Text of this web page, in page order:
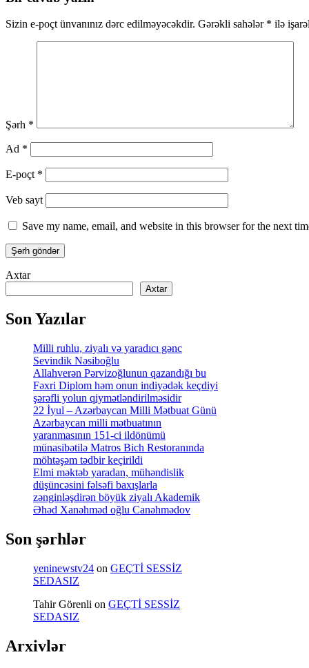
Sizin e-poçt ünvanınız dərc edilməyəcəkdir. Gərəkli sahələr * ilə
Şərh *
Ad *
E-poçt *
Veb sayt
Save my name, email, and website in this browser for the next
Axtar
Axtar
Son Yazılar
Milli ruhlu, ziyalı və yaradıcı gənc
Sevindik Nəsiboğlu
Allahverən Pərvizoğlunun qazandığı bu
Fəxri Diplom həm onun indiyədək keçdiyi
şərəfli yolun qiymətləndirilməsidir
22 İyul – Azərbaycan Milli Mətbuat Günü
Azərbaycan milli mətbuatının
yaranmasının 151-ci ildönümü
münasibətilə Matros Bich Restoranında
möhtəşəm tədbir keçirildi
Elmi məktəb yaradan, mühəndislik
düşüncəsini fəlsəfi baxışlarla
zənginləşdirən böyük ziyalı Akademik
Əhəd Xanəhməd oğlu Canəhmədov
Son şərhlər
yeninewstv24 on GEÇTİ SESSİZ
SEDASIZ
Tahir Görenli on GEÇTİ SESSİZ
SEDASIZ
Arxivlər